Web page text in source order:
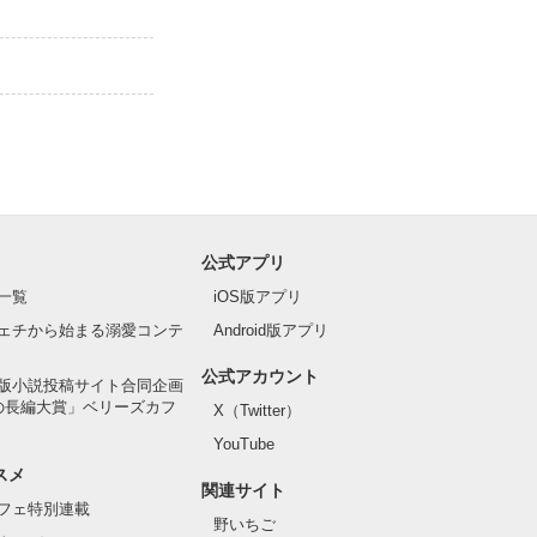
覧
チから始まる溺愛コンテ
小説投稿サイト合同企画
長編大賞」ベリーズカフ
メ
ェ特別連載
公式アプリ
iOS版アプリ
Android版アプリ
公式アカウント
X（Twitter）
YouTube
関連サイト
野いちご